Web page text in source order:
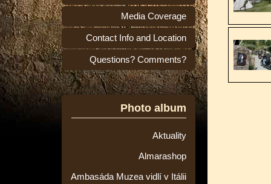
Media Coverage
Contact Info and Location
Questions? Comments?
Photo album
Aktuality
Almarashop
Ambasáda Muzea vidlí v Itálii